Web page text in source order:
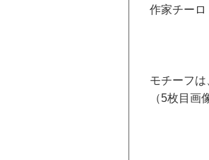
作家チーロ
モチーフ
（5枚目画